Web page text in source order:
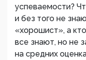
успеваемости?
и без того не
«хорошист», а
все знают, но не
на средних